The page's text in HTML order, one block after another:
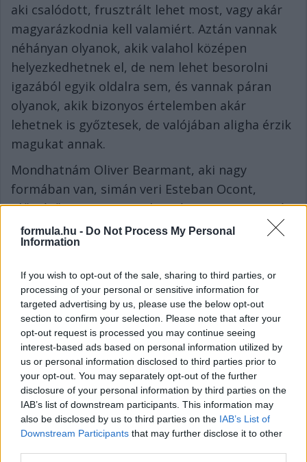
formula.hu - Do Not Process My Personal
Information
If you wish to opt-out of the sale, sharing to third parties, or
processing of your personal or sensitive information for
targeted advertising by us, please use the below opt-out
section to confirm your selection. Please note that after your
opt-out request is processed you may continue seeing
interest-based ads based on personal information utilized by
us or personal information disclosed to third parties prior to
your opt-out. You may separately opt-out of the further
disclosure of your personal information by third parties on the
IAB’s list of downstream participants. This information may
also be disclosed by us to third parties on the IAB’s List of
Downstream Participants that may further disclose it to other
aki csalódott, frusztrált lehet most, vagy akár
magyarázkodnia kell valamiért. Aztán vannak
néhányan olyanok, akik valahol középen
helyezkedhetnek el, de nem lehet besorolni
igazából egyik oldalra sem, és vannak páran
olyanok, akik bizonyos értelemben akár
lehetnek is győztesek, de valójában aligha érzik
magukat annak.
Mondhatnám Oliver Bearmant, aki nagy
formában van, simán veri Esteban Ocont,
időmérőn 7-3-ra, pontok terén 18-3-ra vezet, és
egyértelműen ő lett a vezér a Haasnál, de
közben úgy fest, hogy jövőre mégsem ülhet
fogja elérni idén.
Mondhatnám Carlos Sainzot, aki eddig
tükörsimán veri meg az előbb említett Albont,
és emeli a saját értékét, de ezzel a Williamsszel
ő sem érzi magát győztesnek, nem véletlenül
jönnek azok a pletykák, hogy keresi a kiutat
innen.
Lehetne mondani a Fordot, akik a Red Bull
Powertrainsszel közösen messze a